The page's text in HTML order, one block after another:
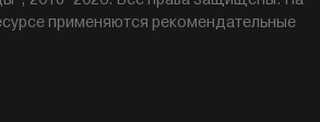
применяются рекомендательные